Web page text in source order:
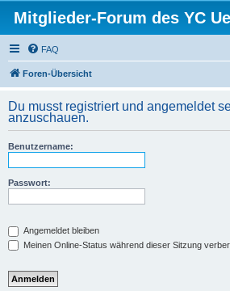
Mitglieder-Forum des YC
FAQ
Foren-Übersicht
Du musst registriert und angemeldet
anzuschauen.
Benutzername:
Passwort:
Angemeldet bleiben
Meinen Online-Status während dieser Sitzung